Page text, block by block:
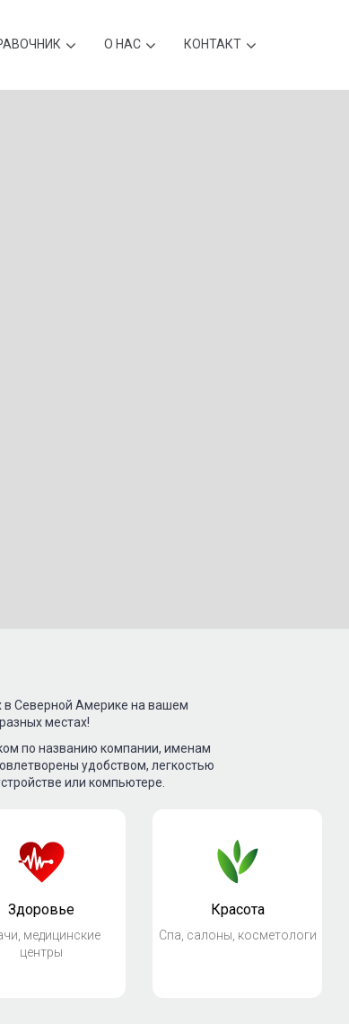
О НАС КОНТАКТ
Северной Америке на вашем
местах!
по названию компании, именам
удобством, легкостью
или компьютере.
Здоровье
медицинские
центры
Красота
Спа, салоны, косметологи